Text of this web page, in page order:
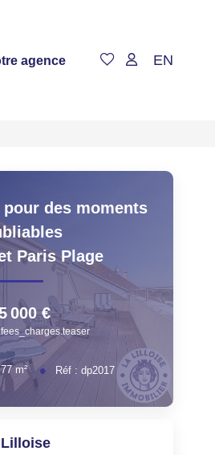
agence EN
des moments
Paris Plage
000 €
77 m² Réf : dp2017